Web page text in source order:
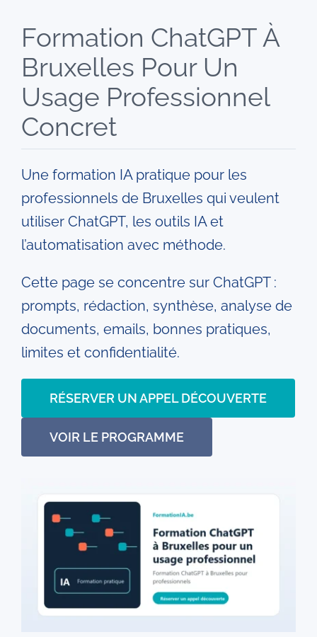
Entreprises
Automatisation IA
Livres
Blog
Devenir formateur
Formation ChatGPT À
Bruxelles Pour Un
Usage Professionnel
Concret
Une formation IA pratique pour les
professionnels de Bruxelles qui veulent
utiliser ChatGPT, les outils IA et
l’automatisation avec méthode.
Cette page se concentre sur ChatGPT :
prompts, rédaction, synthèse, analyse de
documents, emails, bonnes pratiques,
limites et confidentialité.
RÉSERVER UN APPEL DÉCOUVERTE
VOIR LE PROGRAMME